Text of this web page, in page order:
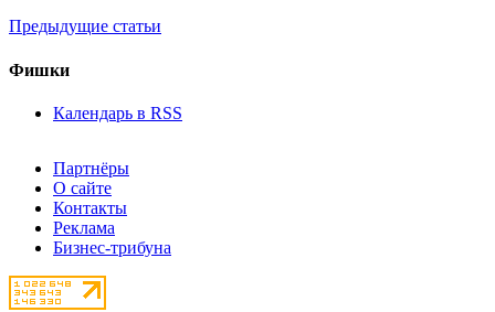
Предыдущие статьи
Фишки
Календарь в RSS
Партнёры
О сайте
Контакты
Реклама
Бизнес-трибуна